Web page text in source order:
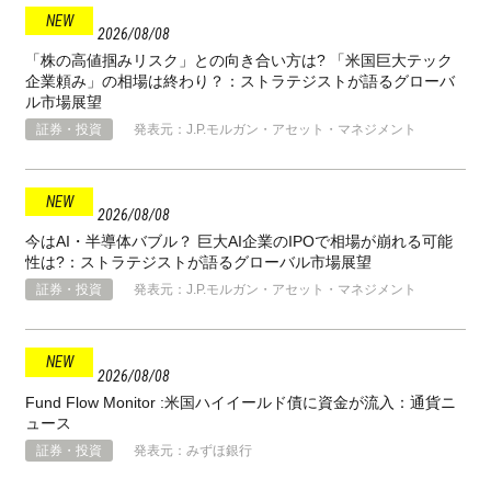
2026 08 08
「株の高値掴みリスク」との向き合い方は? 「米国巨大テック
企業頼み」の相場は終わり？：ストラテジストが語るグローバ
ル市場展望
証券・投資 発表元：J.P.モルガン・アセット・マネジメント
2026 08 08
今はAI・半導体バブル？ 巨大AI企業のIPOで相場が崩れる可能
性は?：ストラテジストが語るグローバル市場展望
証券・投資 発表元：J.P.モルガン・アセット・マネジメント
2026 08 08
Fund Flow Monitor :米国ハイイールド債に資金が流入：通貨ニ
ュース
証券・投資 発表元：みずほ銀行